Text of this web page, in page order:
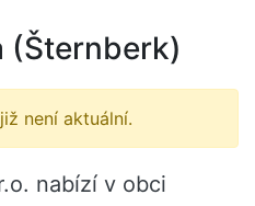
(Šternberk)
není aktuální.
nabízí v obci